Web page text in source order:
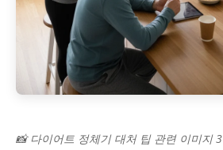
📸 다이어트 정체기 대처 팁 관련 이미지 3